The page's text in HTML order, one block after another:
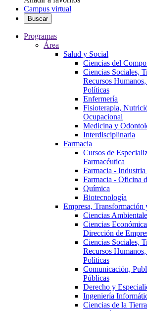
Campus virtual
Buscar
Programas
Área
Salud y Social
Ciencias del
Ciencias Sociales,
Recursos
Políticas
Enfermería
Fisioterapia,
Ocupacional
Medicina y
Interdisciplinaria
Farmacia
Cursos de
Farmacéutica
Farmacia -
Farmacia - Oficina
Química
Biotecnología
Empresa, Transformación
Ciencias
Ciencias
Dirección de
Ciencias Sociales,
Recursos
Políticas
Comunicación,
Públicas
Derecho y
Ingeniería
Ciencias de la Tierra